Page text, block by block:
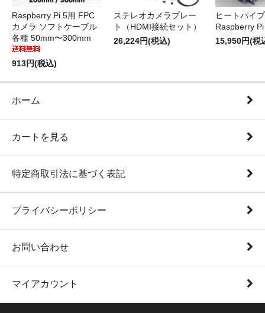
Raspberry Pi 5用 FPC
カメラ ソフトケーブル
各種 50mm〜300mm
913円(税込)
ステレオカメラプレー
ト（HDMI接続セット）
26,224円(税込)
ヒートパイ
Raspberry
15,950円(税
ホーム
カートを見る
特定商取引法に基づく表記
プライバシーポリシー
お問い合わせ
マイアカウント